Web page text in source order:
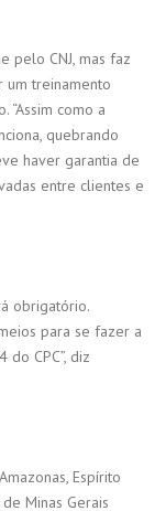
pelo CNJ, mas faz
um treinamento
“Assim como a
quebrando
haver garantia de
entre clientes e
obrigatório.
para se fazer a
CPC”, diz
Espírito
Minas Gerais